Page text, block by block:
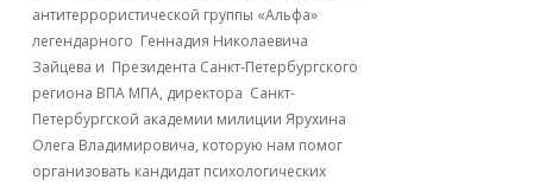
антитеррористической группы «Альфа»
легендарного Геннадия Николаевича
Зайцева и Президента Санкт-Петербургского
региона ВПА МПА, директора Санкт-
Петербургской академии милиции Ярухина
Олега Владимировича, которую нам помог
организовать кандидат психологических